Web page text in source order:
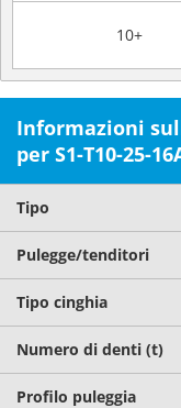
10+
Informazioni
per S1-T10-25-
Tipo
Pulegge/tenditori
Tipo cinghia
Numero di denti (t)
Profilo puleggia